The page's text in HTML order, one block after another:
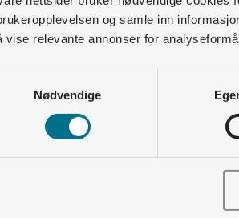
og samle inn
vise relevante annonser for
Nødvendige